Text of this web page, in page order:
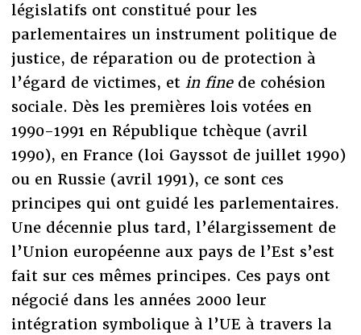
législatifs ont constitué pour les
parlementaires un instrument politique de
justice, de réparation ou de protection à
l’égard de victimes, et in finede cohésion
sociale. Dès les premières lois votées en
1990-1991 en République tchèque (avril
1990), en France (loi Gayssot de juillet 1990)
ou en Russie (avril 1991), ce sont ces
principes qui ont guidé les parlementaires.
Une décennie plus tard, l’élargissement de
l’Union européenne aux pays de l’Est s’est
fait sur ces mêmes principes. Ces pays ont
négocié dans les années 2000 leur
intégration symbolique à l’UE à travers la